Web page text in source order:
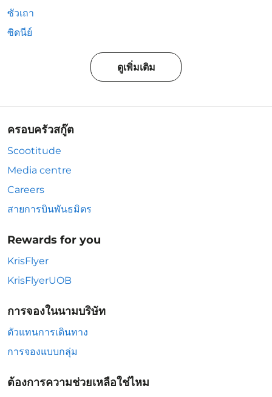
ซัวเถา
ซิดนีย์
ดูเพิ่มเติม
ครอบครัวสกู๊ต
Scootitude
Media centre
Careers
สายการบินพันธมิตร
Rewards for you
KrisFlyer
KrisFlyerUOB
การจองในนามบริษัท
ตัวแทนการเดินทาง
การจองแบบกลุ่ม
ต้องการความช่วยเหลือใช่ไหม